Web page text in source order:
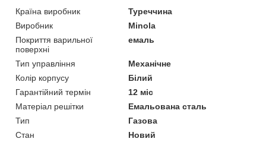
Країна виробник
Туреччина
Виробник
Minola
Покриття варильної
поверхні
емаль
Тип управління
Механічне
Колір корпусу
Білий
Гарантійний термін
12 міс
Матеріал решітки
Емальована сталь
Тип
Газова
Стан
Новий